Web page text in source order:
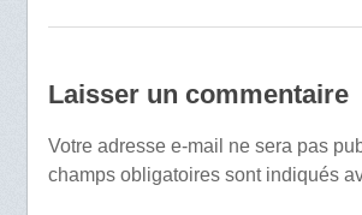
Laisser un commentaire
Votre adresse e-mail ne sera pas
champs obligatoires sont indiqués